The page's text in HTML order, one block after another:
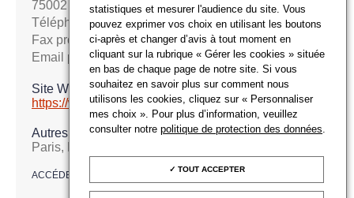
75002 PARIS
Téléphone : +33153407710
Fax professionnel : +33153407720
Email professionnel :contact@ader-paris.fr
Site Web
https://www.ader-paris.fr
Autres adresses
Paris, NEUILLY SUR SEINE, PARIS
ACCÉDER À LA FICHE
statistiques et mesurer l'audience du site. Vous
pouvez exprimer vos choix en utilisant les boutons
ci-après et changer d’avis à tout moment en
cliquant sur la rubrique « Gérer les cookies » située
en bas de chaque page de notre site. Si vous
souhaitez en savoir plus sur comment nous
utilisons les cookies, cliquez sur « Personnaliser
mes choix ». Pour plus d’information, veuillez
consulter notrepolitique de protection des données
TOUT ACCEPTER